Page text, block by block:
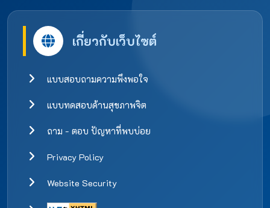
เกี่ยวกับเว็บไซต์
แบบสอบถามความพึงพอใจ
แบบทดสอบด้านสุขภาพจิต
ถาม - ตอบ ปัญหาที่พบบ่อย
Privacy Policy
Website Security